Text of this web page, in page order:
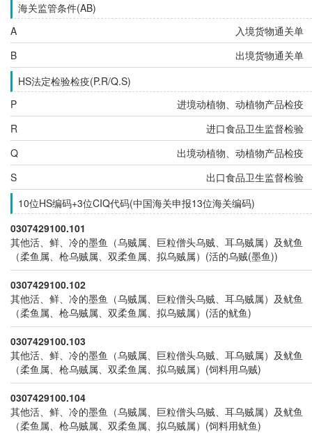
海关监管条件(AB)
A
入境货物通关单
B
出境货物通关单
HS法定检验检疫(P.R/Q.S)
P
进境动植物、动植物产品检疫
R
进口食品卫生监督检验
Q
出境动植物、动植物产品检疫
S
出口食品卫生监督检验
10位HS编码+3位CIQ代码(中国海关申报13位海关编码)
0307429100.101
其他活、鲜、冷的墨鱼（乌贼属、巨粒僧头乌贼、耳乌贼属）及鱿鱼
（柔鱼属、枪乌贼属、双柔鱼属、拟乌贼属）(活的乌贼(墨鱼))
0307429100.102
其他活、鲜、冷的墨鱼（乌贼属、巨粒僧头乌贼、耳乌贼属）及鱿鱼
（柔鱼属、枪乌贼属、双柔鱼属、拟乌贼属）(活的鱿鱼)
0307429100.103
其他活、鲜、冷的墨鱼（乌贼属、巨粒僧头乌贼、耳乌贼属）及鱿鱼
（柔鱼属、枪乌贼属、双柔鱼属、拟乌贼属）(饲料用乌贼)
0307429100.104
其他活、鲜、冷的墨鱼（乌贼属、巨粒僧头乌贼、耳乌贼属）及鱿鱼
（柔鱼属、枪乌贼属、双柔鱼属、拟乌贼属）(饲料用鱿鱼)